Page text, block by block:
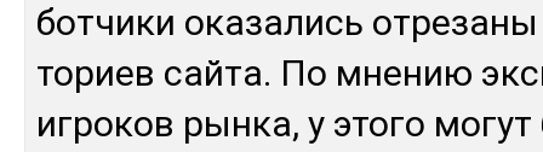
бот­чи­ки ока­зались
ториев сай­та. По мне­нию
иг­ро­ков рын­ка, у это­го